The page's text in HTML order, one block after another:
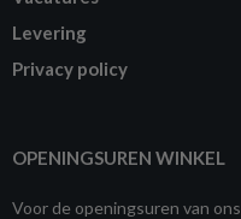
Levering
Privacy policy
OPENINGSUREN WINKEL
Voor de openingsuren van ons